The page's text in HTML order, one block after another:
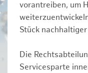
vorantreiben, um
Stück
Die
Servicesparte